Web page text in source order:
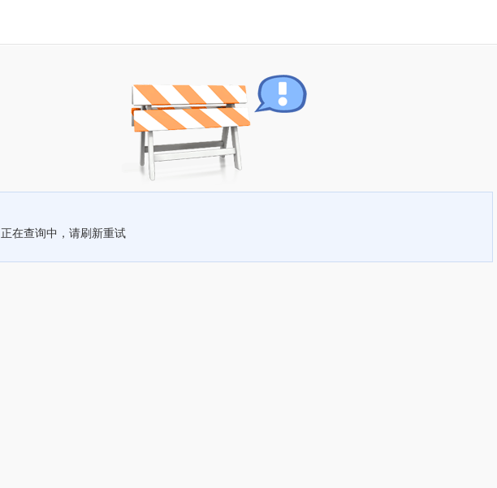
正在查询中，请刷新重试